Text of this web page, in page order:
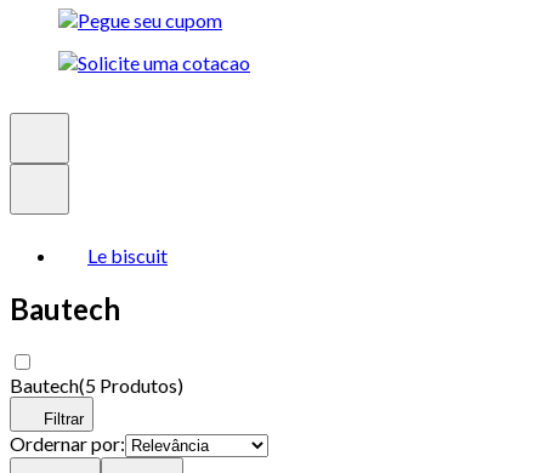
Le biscuit
Bautech
Bautech(5 Produtos)
Filtrar
Ordernar por: